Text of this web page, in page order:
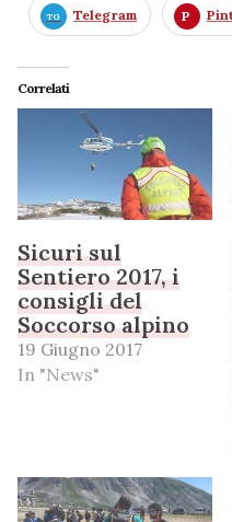
Telegram
Correlati
Sicuri sul
Sentiero 2017, i
consigli del
Soccorso alpino
19 Giugno 2017
In "News"